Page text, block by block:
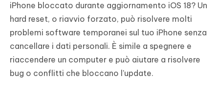
iPhone bloccato durante aggiornamento iOS 18? Un
hard reset, o riavvio forzato, può risolvere molti
problemi software temporanei sul tuo iPhone senza
cancellare i dati personali. È simile a spegnere e
riaccendere un computer e può aiutare a risolvere
bug o conflitti che bloccano l'update.